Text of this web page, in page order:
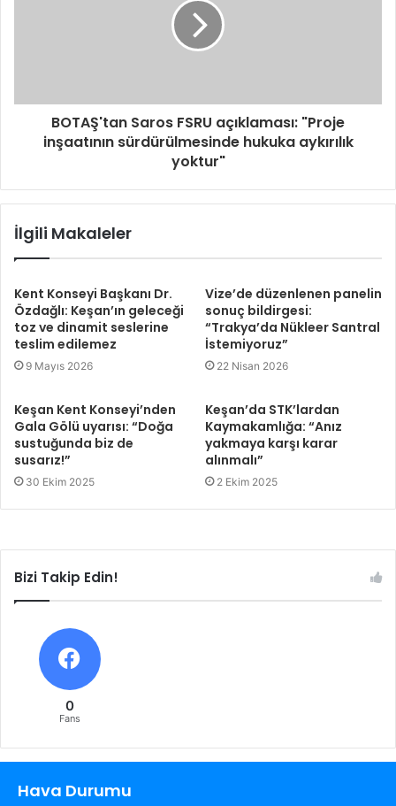
BOTAŞ'tan Saros FSRU açıklaması: "Proje
inşaatının sürdürülmesinde hukuka aykırılık
yoktur"
İlgili Makaleler
Kent Konseyi Başkanı Dr.
Özdağlı: Keşan’ın geleceği
toz ve dinamit seslerine
teslim edilemez
9 Mayıs 2026
Vize’de düzenlenen panelin
sonuç bildirgesi:
“Trakya’da Nükleer Santral
İstemiyoruz”
22 Nisan 2026
Keşan Kent Konseyi’nden
Gala Gölü uyarısı: “Doğa
sustuğunda biz de
susarız!”
30 Ekim 2025
Keşan’da STK’lardan
Kaymakamlığa: “Anız
yakmaya karşı karar
alınmalı”
2 Ekim 2025
Bizi Takip Edin!
0
Fans
Hava Durumu